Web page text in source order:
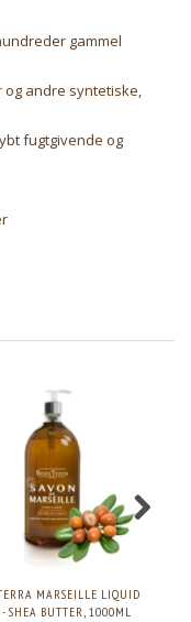
gammel
andre syntetiske,
fugtgivende og
MARSEILLE LIQUID
- SHEA BUTTER, 1000ML